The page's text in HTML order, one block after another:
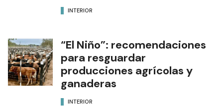
INTERIOR
“El Niño”: recomendaciones
para resguardar
producciones agrícolas y
ganaderas
INTERIOR